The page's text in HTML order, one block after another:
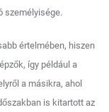
személyisége.
értelmében, hiszen
így például a
a másikra, ahol
is kitartott az